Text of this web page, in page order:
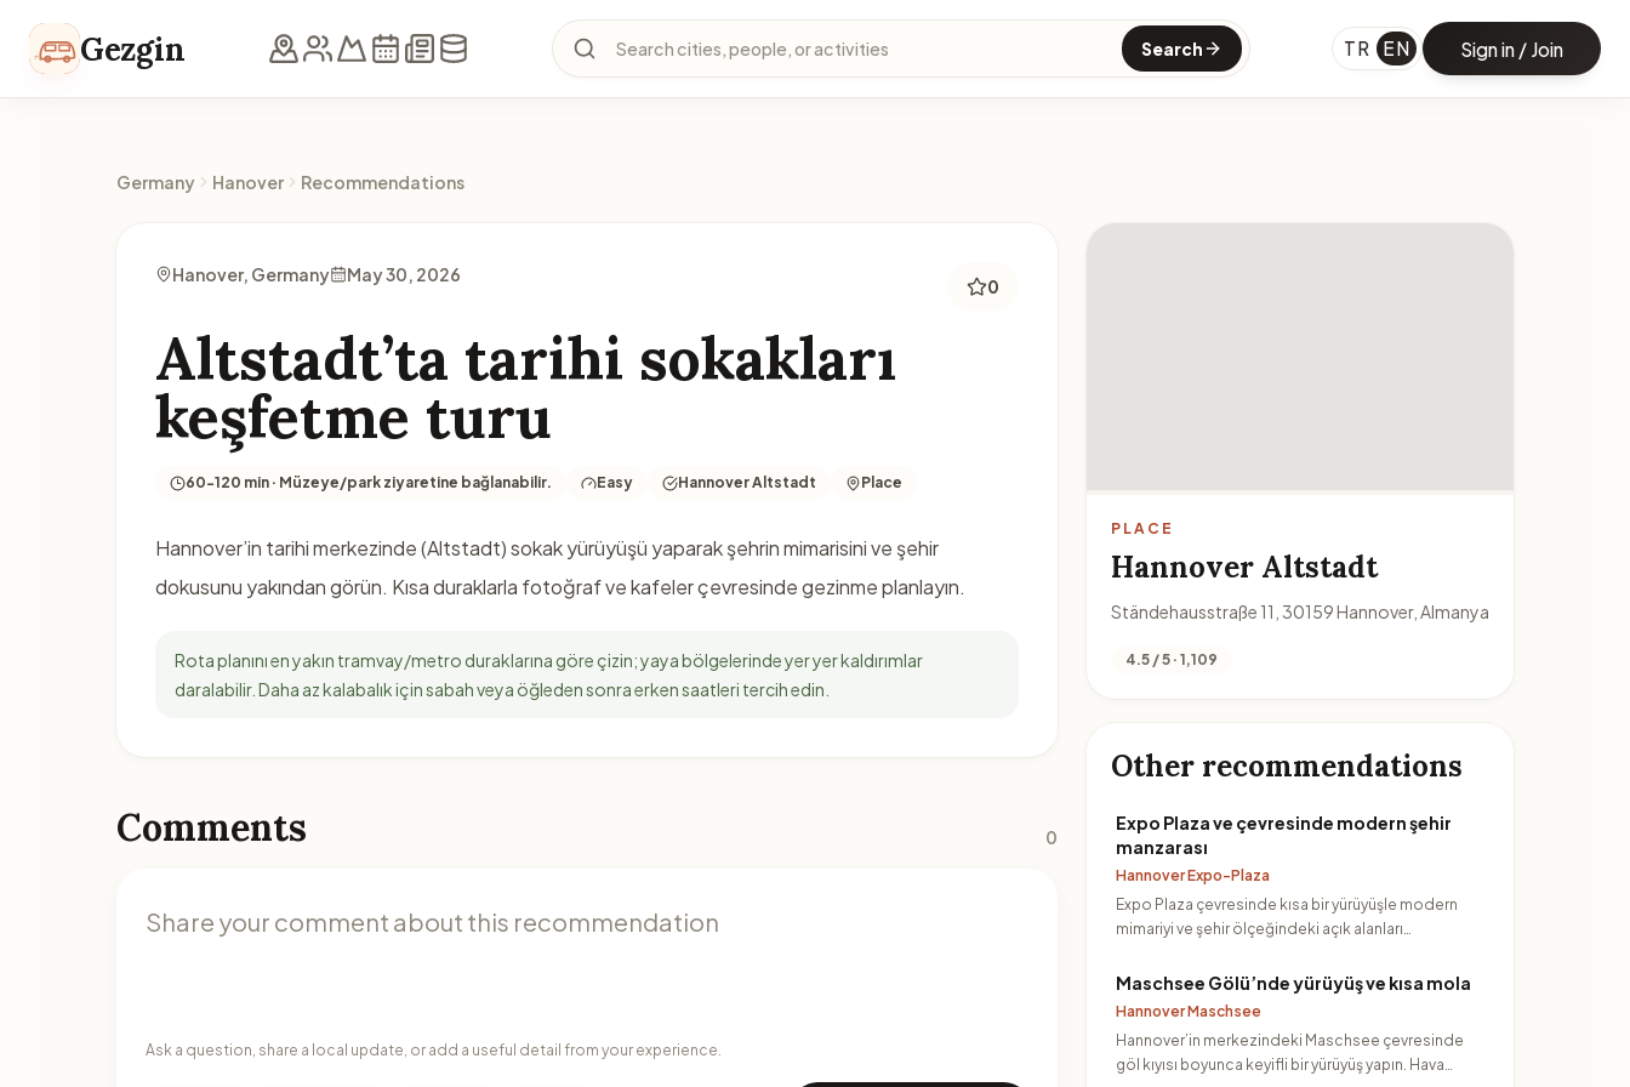
Gezgin Search cities, people, or activities Search TR EN Sign in / Join
Germany Hanover Recommendations
Hanover, Germany May 30, 2026
0
Altstadt’ta tarihi sokakları
keşfetme turu
60-120 min · Müzeye/park ziyaretine bağlanabilir. Easy Hannover Altstadt Place
Hannover’in tarihi merkezinde (Altstadt) sokak yürüyüşü yaparak şehrin mimarisini ve şehir
dokusunu yakından görün. Kısa duraklarla fotoğraf ve kafeler çevresinde gezinme planlayın.
Rota planını en yakın tramvay/metro duraklarına göre çizin; yaya bölgelerinde yer yer kaldırımlar
daralabilir. Daha az kalabalık için sabah veya öğleden sonra erken saatleri tercih edin.
Comments 0
Ask a question, share a local update, or add a useful detail from your experience.
PLACE
Hannover Altstadt
Ständehausstraße 11, 30159 Hannover, Almanya
4.5 / 5 · 1,109
Other recommendations
Expo Plaza ve çevresinde modern şehir
manzarası
Hannover Expo-Plaza
Expo Plaza çevresinde kısa bir yürüyüşle modern
mimariyi ve şehir ölçeğindeki açık alanları
Maschsee Gölü’nde yürüyüş ve kısa mola
Hannover Maschsee
Hannover’in merkezindeki Maschsee çevresinde
göl kıyısı boyunca keyifli bir yürüyüş yapın. Hava